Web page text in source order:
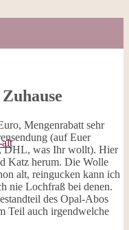
Mengenrabatt sehr
(auf Euer
DHL, was Ihr wollt). Hier
Katz herum. Die Wolle
alt, reingucken kann ich
nie Lochfraß bei denen.
des Opal-Abos
Teil auch irgendwelche